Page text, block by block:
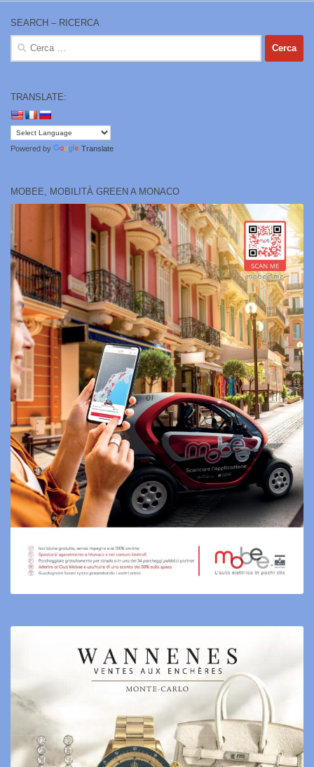
SEARCH – RICERCA
Ricerca
TRANSLATE:
Powered by Translate
MOBEE, MOBILITÀ GREEN A MONACO